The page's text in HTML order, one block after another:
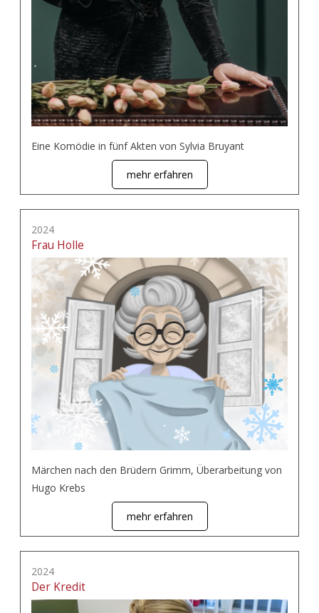
Eine Komödie in fünf Akten von Sylvia Bruyant
mehr erfahren
2024
Frau Holle
Märchen nach den Brüdern Grimm, Überarbeitung von
Hugo Krebs
mehr erfahren
2024
Der Kredit